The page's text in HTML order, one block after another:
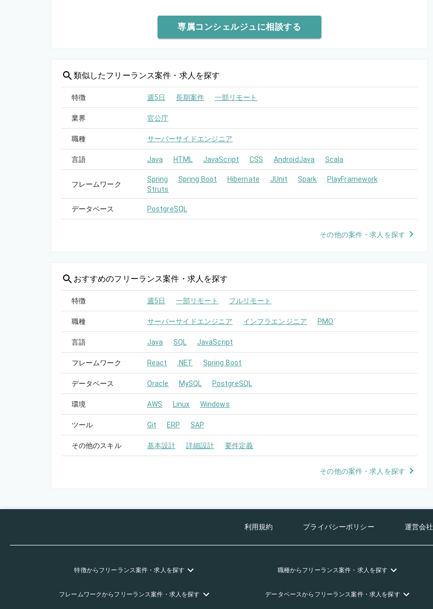
専属コンシェルジュに相談する
類似したフリーランス案件・求人を探す
特徴 週5日 長期案件 一部リモート
業界 官公庁
職種 サーバーサイドエンジニア
言語 Java HTML JavaScript CSS AndroidJava Scala
フレームワーク
Spring Spring Boot Hibernate JUnit Spark
PlayFramework
Struts
データベース PostgreSQL
その他の案件・求人を探す
おすすめのフリーランス案件・求人を探す
特徴 週5日 一部リモート フルリモート
職種 サーバーサイドエンジニア インフラエンジニア PMO
言語 Java SQL JavaScript
フレームワーク React .NET Spring Boot
データベース Oracle MySQL PostgreSQL
環境 AWS Linux Windows
ツール Git ERP SAP
その他のスキル 基本設計 詳細設計 要件定義
その他の案件・求人を探す
利用規約 プライバシーポリシー 運営会社
特徴からフリーランス案件・求人を探す 職種からフリーランス案件・求人を探す
フレームワークからフリーランス案件・求人を探す データベースからフリーランス案件・求人を探す